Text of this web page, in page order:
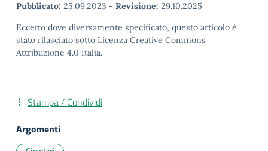
Pubblicato: 25.09.2023 - Revisione: 29.10.2025
Eccetto dove diversamente specificato, questo articolo è
stato rilasciato sotto Licenza Creative Commons
Attribuzione 4.0 Italia.
Stampa / Condividi
Argomenti